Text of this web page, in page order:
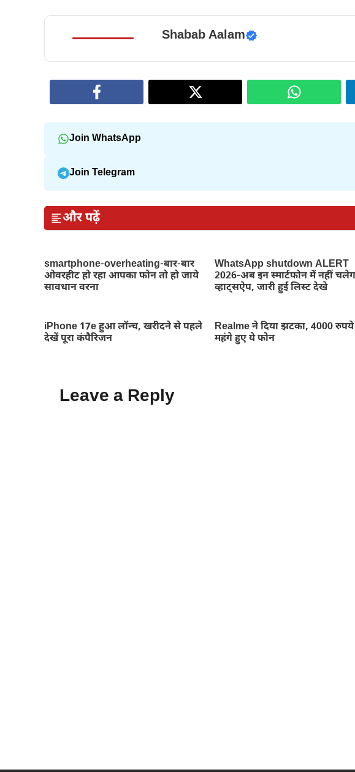
Shabab Aalam
Join WhatsApp
Join Telegram
और पढ़ें
smartphone-overheating-बार-बार
ओवरहीट हो रहा आपका फोन तो हो जाये
सावधान वरना
WhatsApp shutdown ALERT
2026-अब इन स्मार्टफोन में नहीं
व्हाट्सऐप, जारी हुई लिस्ट देखे
iPhone 17e हुआ लॉन्च, खरीदने से पहले
देखें पूरा कंपैरिजन
Realme ने दिया झटका, 4000
महंगे हुए ये फोन
Leave a Reply